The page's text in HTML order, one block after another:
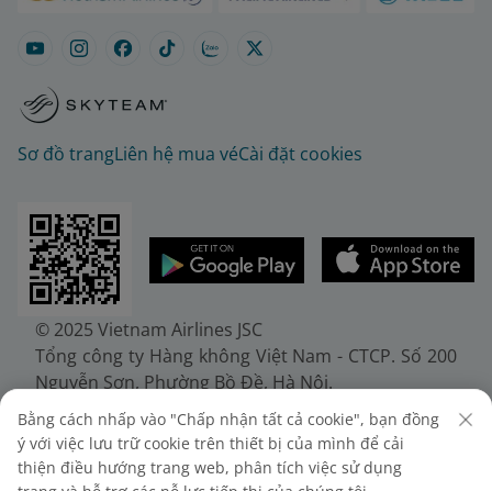
Sơ đồ trangLiên hệ mua véCài đặt cookies
© 2025 Vietnam Airlines JSC
Tổng công ty Hàng không Việt Nam - CTCP. Số 200
Nguyễn Sơn, Phường Bồ Đề, Hà Nội.
Điện thoại: (+84-24) 38272289. Fax: (+84-24)
38722375
Giấy chứng nhận đăng ký doanh nghiệp, mã số
Bằng cách nhấp vào "Chấp nhận tất cả cookie", bạn đồng
ý với việc lưu trữ cookie trên thiết bị của mình để cải
thiện điều hướng trang web, phân tích việc sử dụng